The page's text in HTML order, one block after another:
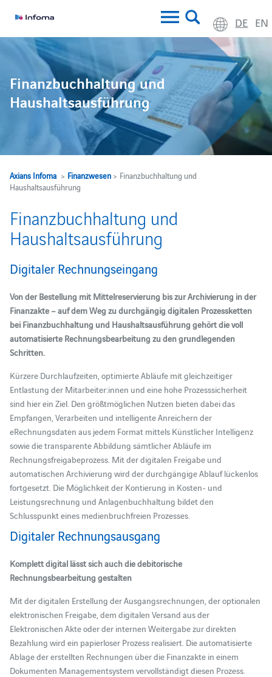
DE EN
Finanzbuchhaltung und
Haushaltsausführung
Axians Infoma> Finanzwesen> Finanzbuchhaltung und
Haushaltsausführung
Finanzbuchhaltung und
Haushaltsausführung
Digitaler Rechnungseingang
Von der Bestellung mit Mittelreservierung bis zur Archivierung in der
Finanzakte – auf dem Weg zu durchgängig digitalen Prozessketten
bei Finanzbuchhaltung und Haushaltsausführung gehört die voll
automatisierte Rechnungsbearbeitung zu den grundlegenden
Schritten.
Kürzere Durchlaufzeiten, optimierte Abläufe mit gleichzeitiger
Entlastung der Mitarbeiter:innen und eine hohe Prozesssicherheit
sind hier ein Ziel. Den größtmöglichen Nutzen bieten dabei das
Empfangen, Verarbeiten und intelligente Anreichern der
eRechnungsdaten aus jedem Format mittels Künstlicher Intelligenz
sowie die transparente Abbildung sämtlicher Abläufe im
Rechnungsfreigabeprozess. Mit der digitalen Freigabe und
automatischen Archivierung wird der durchgängige Ablauf lückenlos
fortgesetzt. Die Möglichkeit der Kontierung in Kosten- und
Leistungsrechnung und Anlagenbuchhaltung bildet den
Schlusspunkt eines medienbruchfreien Prozesses.
Digitaler Rechnungsausgang
Komplett digital lässt sich auch die debitorische
Rechnungsbearbeitung gestalten
Mit der digitalen Erstellung der Ausgangsrechnungen, der optionalen
elektronischen Freigabe, dem digitalen Versand aus der
Elektronischen Akte oder der internen Weitergabe zur direkten
Bezahlung wird ein papierloser Prozess realisiert. Die automatisierte
Ablage der erstellten Rechnungen über die Finanzakte in einem
Dokumenten Managementsystem vervollständigt diesen Prozess.